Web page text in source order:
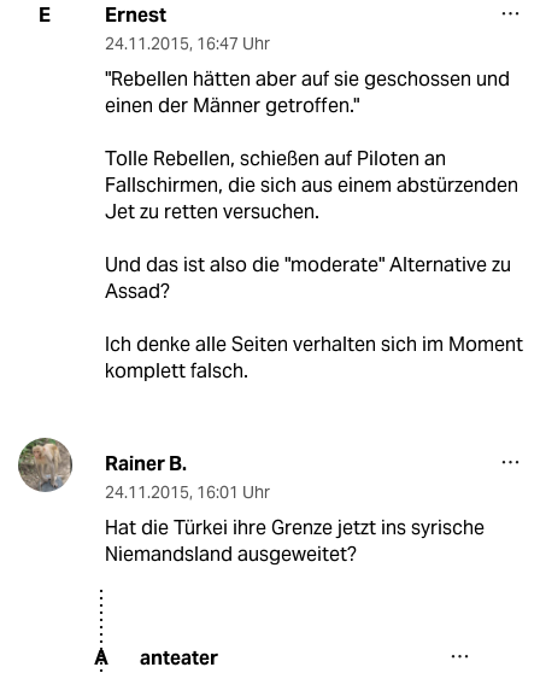
E Ernest
24.11.2015, 16:47 Uhr
"Rebellen hätten aber auf sie geschossen und
einen der Männer getroffen."
Tolle Rebellen, schießen auf Piloten an
Fallschirmen, die sich aus einem abstürzenden
Jet zu retten versuchen.
Und das ist also die "moderate" Alternative zu
Assad?
Ich denke alle Seiten verhalten sich im Moment
komplett falsch.
Rainer B.
24.11.2015, 16:01 Uhr
Hat die Türkei ihre Grenze jetzt ins syrische
Niemandsland ausgeweitet?
A anteater